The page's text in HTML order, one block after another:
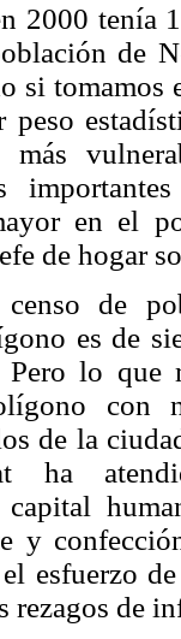
2000 tenía
de
si tomamos
peso
en el
de hogar
de
es de
lo que
con
de la
ha
y
esfuerzo
rezagos de